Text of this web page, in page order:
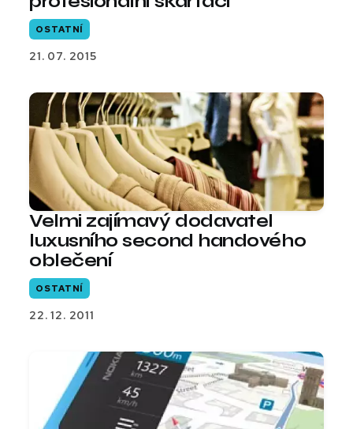
OSTATNÍ
21. 07. 2015
Velmi zajímavý dodavatel
luxusního second handového
oblečení
OSTATNÍ
22. 12. 2011